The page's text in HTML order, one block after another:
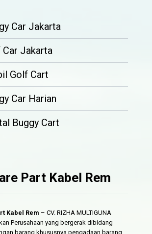
Car Jakarta
Car Jakarta
Golf Cart
Car Harian
Buggy Cart
Part Kabel Rem
Kabel Rem – CV. RIZHA MULTIGUNA
Perusahaan yang bergerak dibidang
barang khususnya pengadaan barang